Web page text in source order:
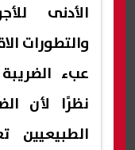
الأدنى
والتطورات
عبء
نظرًا لأن